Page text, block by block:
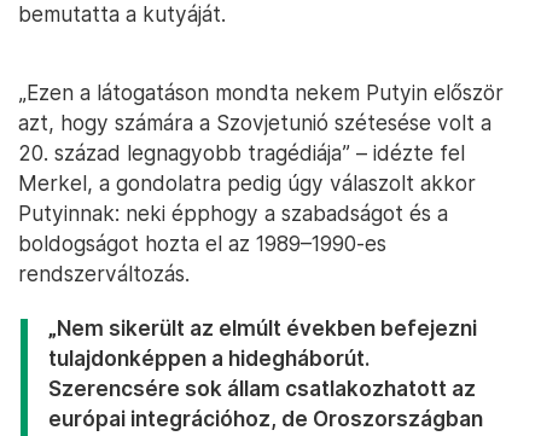
bemutatta a kutyáját.
„Ezen a látogatáson mondta nekem Putyin először
azt, hogy számára a Szovjetunió szétesése volt a
20. század legnagyobb tragédiája” – idézte fel
Merkel, a gondolatra pedig úgy válaszolt akkor
Putyinnak: neki épphogy a szabadságot és a
boldogságot hozta el az 1989–1990-es
rendszerváltozás.
„Nem sikerült az elmúlt években befejezni
tulajdonképpen a hidegháborút.
Szerencsére sok állam csatlakozhatott az
európai integrációhoz, de Oroszországban